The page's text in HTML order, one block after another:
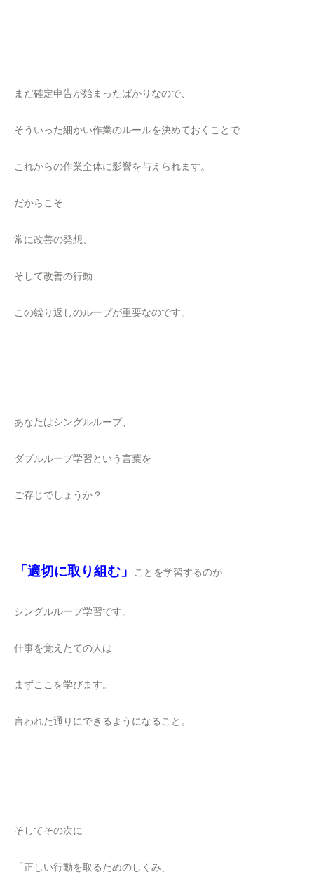
まだ確定申告が始まったばかりなので、
そういった細かい作業のルールを決めておくことで
これからの作業全体に影響を与えられます。
だからこそ
常に改善の発想、
そして改善の行動、
この繰り返しのループが重要なのです。
あなたはシングルループ、
ダブルループ学習という言葉を
ご存じでしょうか？
「適切に取り組む」 ことを学習するのが
シングルループ学習です。
仕事を覚えたての人は
まずここを学びます。
言われた通りにできるようになること。
そしてその次に
「正しい行動を取るためのしくみ、